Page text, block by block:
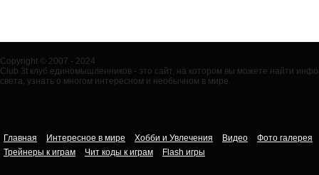
Copyright © 2007 - 2024
Club 3t клуб единомышленников - это сайт, на котором вы можете найти
света, узнать о многом интересном и необычном в мире.
Главная Интересное в мире Хобби и Увлечения Видео
Фото галерея
Трейнеры к играм
Чит коды к играм Flash игры